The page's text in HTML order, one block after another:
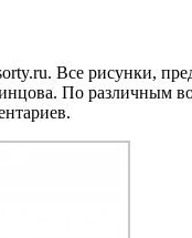
Все рисунки,
По различным